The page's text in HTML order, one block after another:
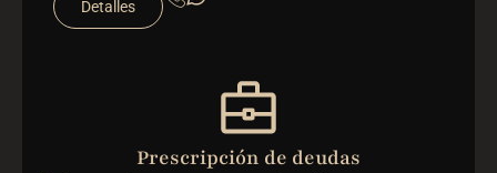
Detalles
Prescripción de deudas